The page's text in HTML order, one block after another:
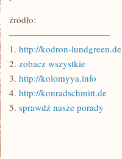
źródło:
———————————
1. http://kodron-lundgreen.de
2. zobacz wszystkie
3. http://kolomyya.info
4. http://konradschmitt.de
5. sprawdź nasze porady